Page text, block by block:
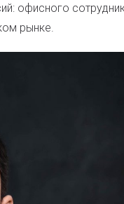
офисного
рынке.